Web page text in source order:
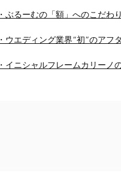
・ぶるーむの「額」へのこだわり
・ウエディング業界“初”のアフ
・イニシャルフレームカリーノ